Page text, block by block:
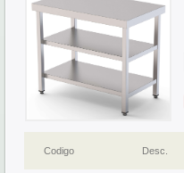
Codigo Desc.